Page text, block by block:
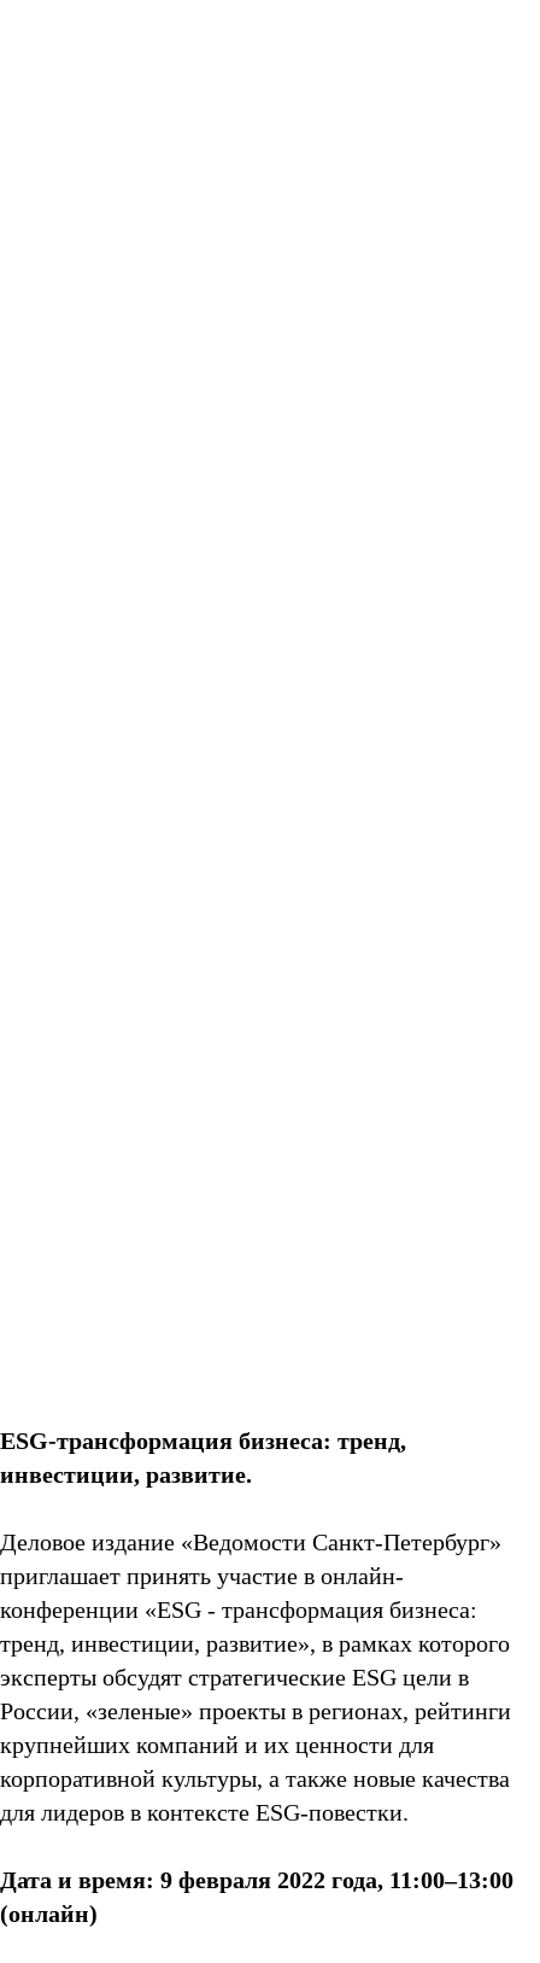
ESG-трансформация бизнеса: тренд,
инвестиции, развитие.
Деловое издание «Ведомости Санкт-Петербург»
приглашает принять участие в онлайн-
конференции «ESG - трансформация бизнеса:
тренд, инвестиции, развитие», в рамках которого
эксперты обсудят стратегические ESG цели в
России, «зеленые» проекты в регионах, рейтинги
крупнейших компаний и их ценности для
корпоративной культуры, а также новые качества
для лидеров в контексте ESG-повестки.
Дата и время: 9 февраля 2022 года, 11:00–13:00
(онлайн)